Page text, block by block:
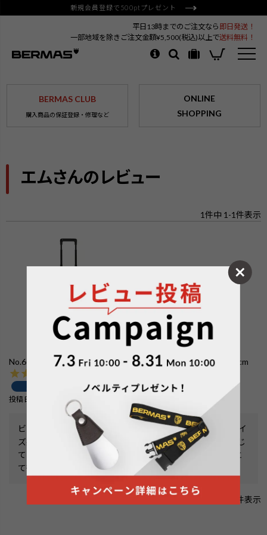
新規会員登録で500ptプレゼント
平日13時までのご注文なら 即日発送！
一部地域を除きご注文金額¥5,500(税込)以上で送料無料！
BERMAS CLUB
購入商品の保証登録・修理など
ONLINE
SHOPPING
エムさんのレビュー
1件中 1 -1件表示
No.60523：[新仕様] フロントオープン スクエア4輪33L 39cm
投稿日 2026/05/12
ビジネス2泊の利用を前提として、大きすぎずとても良いサイ
ズ感でした。PCの出し入れがスムーズで取り回しが良く感じ
ています。軽量でデザインもクラシックでビジネス使いにと
ても気に入ってます。
件表示